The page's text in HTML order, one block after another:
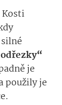
Kosti
je
použily je